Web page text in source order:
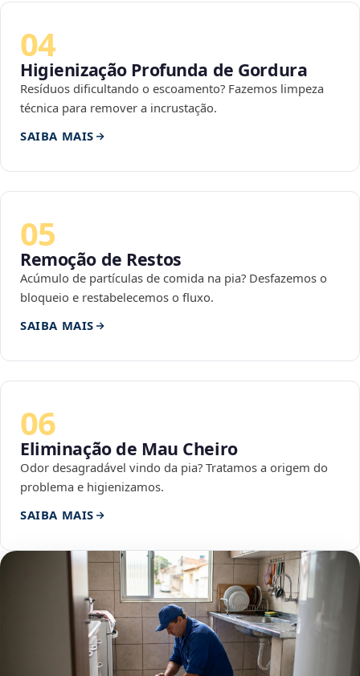
04
Higienização Profunda de Gordura
Resíduos dificultando o escoamento? Fazemos limpeza
técnica para remover a incrustação.
SAIBA MAIS
05
Remoção de Restos
Acúmulo de partículas de comida na pia? Desfazemos o
bloqueio e restabelecemos o fluxo.
SAIBA MAIS
06
Eliminação de Mau Cheiro
Odor desagradável vindo da pia? Tratamos a origem do
problema e higienizamos.
SAIBA MAIS